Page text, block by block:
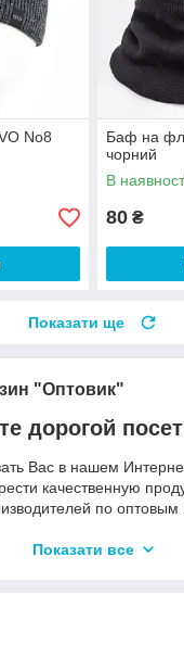
No8
Баф на
чорний
В
80 ₴
Показати ще
"Оптовик"
дорогой
Вас в нашем
качественную
по оптовым
нужно. Главный наш
Показати все